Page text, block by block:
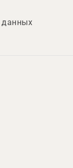
данных